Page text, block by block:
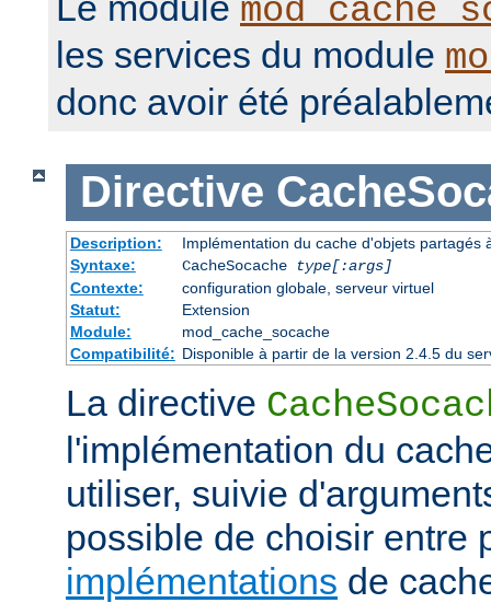
les services du module
donc avoir été
Directive
Description:
Implémentation du cache d'objets partagés
Syntaxe:
CacheSocache
type[:args]
Contexte:
configuration globale, serveur virtuel
Statut:
Extension
Module:
mod_cache_socache
Compatibilité: Disponible à partir de la version 2.4.5 du
La directive
l'implémentation du
utiliser, suivie
possible de choisir entre
implémentations de